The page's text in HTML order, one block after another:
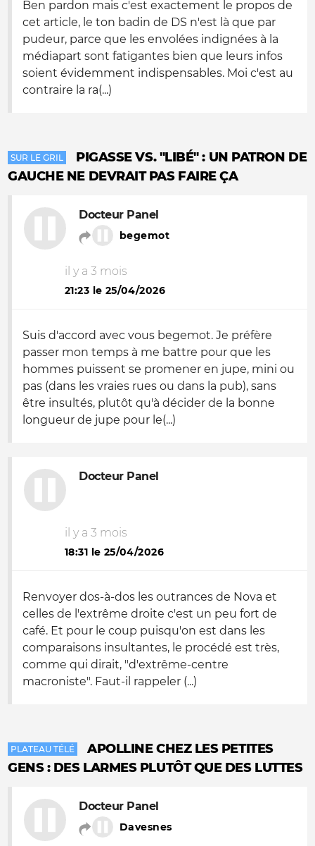
Ben pardon mais c'est exactement le propos de
cet article, le ton badin de DS n'est là que par
pudeur, parce que les envolées indignées à la
médiapart sont fatigantes bien que leurs infos
soient évidemment indispensables. Moi c'est au
contraire la ra(...)
SUR LE GRIL
PIGASSE VS. "LIBÉ" : UN PATRON DE
GAUCHE NE DEVRAIT PAS FAIRE ÇA
Docteur Panel
begemot
il y a 3 mois
21:23 le 25/04/2026
Suis d'accord avec vous begemot. Je préfère
passer mon temps à me battre pour que les
hommes puissent se promener en jupe, mini ou
pas (dans les vraies rues ou dans la pub), sans
être insultés, plutôt qu'à décider de la bonne
longueur de jupe pour le(...)
Docteur Panel
il y a 3 mois
18:31 le 25/04/2026
Renvoyer dos-à-dos les outrances de Nova et
celles de l'extrême droite c'est un peu fort de
café. Et pour le coup puisqu'on est dans les
comparaisons insultantes, le procédé est très,
comme qui dirait, "d'extrême-centre
macroniste". Faut-il rappeler (...)
PLATEAU TÉLÉ
APOLLINE CHEZ LES PETITES
GENS : DES LARMES PLUTÔT QUE DES LUTTES
Docteur Panel
Davesnes